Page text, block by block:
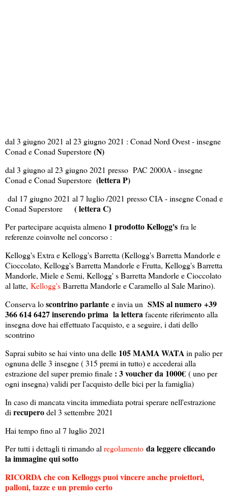
dal 3 giugno 2021 al 23 giugno 2021 : Conad Nord Ovest - insegne
Conad e Conad Superstore(N)
dal 3 giugno al 23 giugno 2021 presso PAC 2000A - insegne
Conad e Conad Superstore (lettera P)
dal 17 giugno 2021 al 7 luglio /2021 presso CIA - insegne Conad e
Conad Superstore ( lettera C)
Per partecipare acquista almeno 1 prodotto Kellogg's fra le
referenze coinvolte nel concorso :
Kellogg's Extra e Kellogg's Barretta (Kellogg's Barretta Mandorle e
Cioccolato, Kellogg's Barretta Mandorle e Frutta, Kellogg's Barretta
Mandorle, Miele e Semi, Kellogg' s Barretta Mandorle e Cioccolato
al latte, Kellogg'sBarretta Mandorle e Caramello al Sale Marino).
Conserva loscontrino parlante e invia un SMS al numero +39
366 614 6427 inserendo prima la letterafacente riferimento alla
insegna dove hai effettuato l'acquisto, e a seguire, i dati dello
scontrino
Saprai subito se hai vinto una delle 105 MAMA WATAin palio per
ognuna delle 3 insegne ( 315 premi in tutto) e accederai alla
estrazione del super premio finale : 3 voucher da 1000€ ( uno per
ogni insegna) validi per l'acquisto delle bici per la famiglia)
In caso di mancata vincita immediata potrai sperare nell'estrazione
di recuperodel 3 settembre 2021
Hai tempo fino al 7 luglio 2021
Per tutti i dettagli ti rimando alregolamento da leggere cliccando
la immagine qui sotto
RICORDA che con Kelloggs puoi vincere anche proiettori,
palloni, tazze e un premio certo